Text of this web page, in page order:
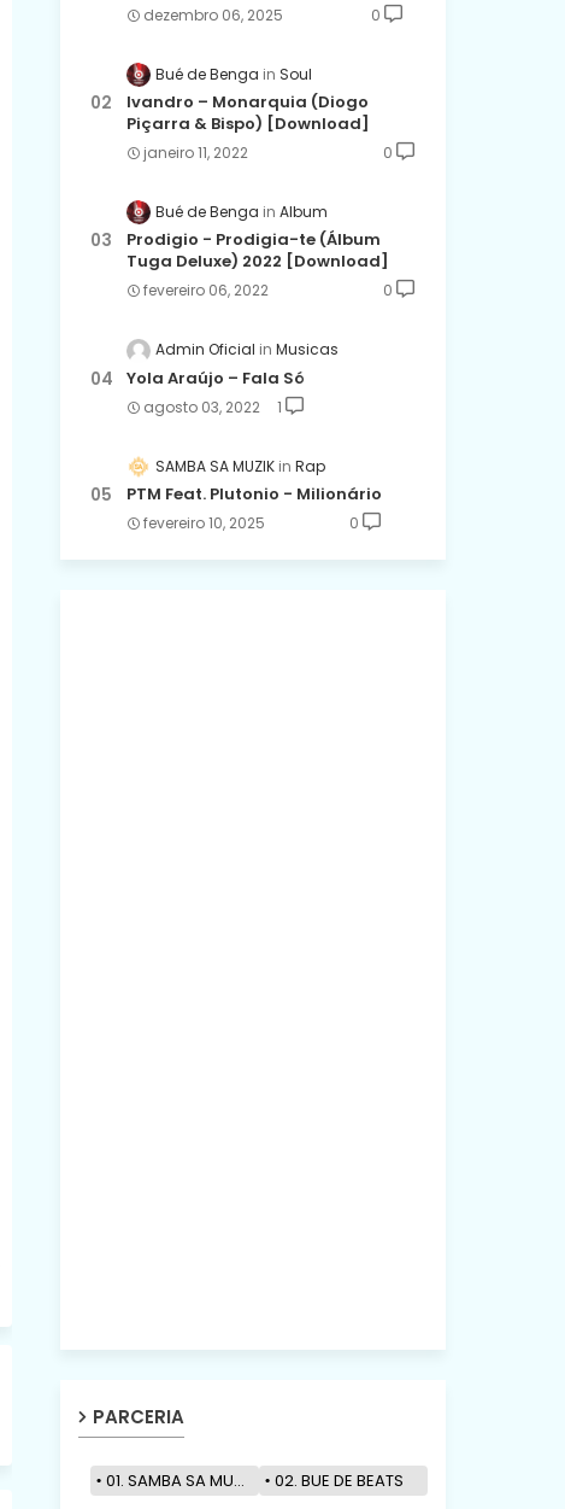
dezembro 06, 2025 0
Bué de Benga Soul
Ivandro – Monarquia (Diogo
Piçarra & Bispo) [Download]
janeiro 11, 2022 0
Bué de Benga Album
Prodigio - Prodigia-te (Álbum
Tuga Deluxe) 2022 [Download]
fevereiro 06, 2022 0
Admin Oficial Musicas
Yola Araújo – Fala Só
agosto 03, 2022 1
SAMBA SA MUZIK Rap
PTM Feat. Plutonio - Milionário
fevereiro 10, 2025 0
PARCERIA
01. SAMBA SA MUZIK 02. BUE DE BEATS